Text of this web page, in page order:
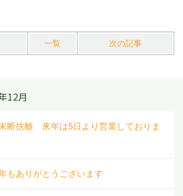
一覧 次の記事
12月
断捨離 来年は5日より営業しておりま
もありがとうございます